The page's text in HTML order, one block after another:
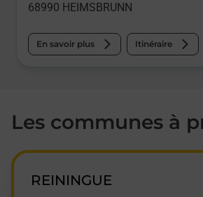
68990 HEIMSBRUNN
En savoir plus Itinéraire
Les communes à
REININGUE